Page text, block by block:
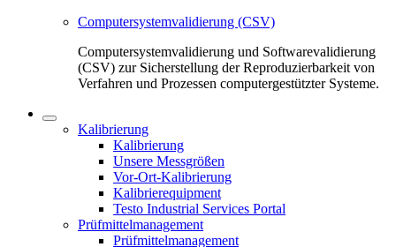
Computersystemvalidierung (CSV)
Computersystemvalidierung und Softwarevalidierung
(CSV) zur Sicherstellung der Reproduzierbarkeit von
Verfahren und Prozessen computergestützter Systeme.
Kalibrierung
Kalibrierung
Unsere Messgrößen
Vor-Ort-Kalibrierung
Kalibrierequipment
Testo Industrial Services Portal
Prüfmittelmanagement
Prüfmittelmanagement